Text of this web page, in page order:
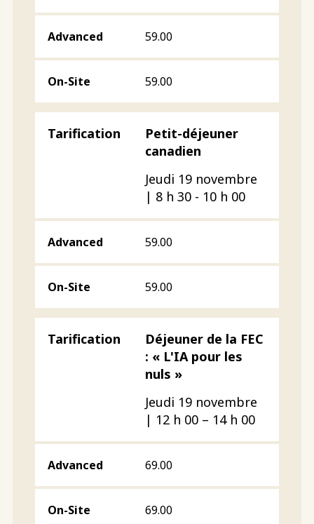
59.00
59.00
Petit-déjeuner
canadien
Jeudi 19 novembre
| 8 h 30 - 10 h 00
59.00
59.00
Déjeuner de la FEC
: « L'IA pour les
nuls »
Jeudi 19 novembre
| 12 h 00 – 14 h 00
69.00
69.00